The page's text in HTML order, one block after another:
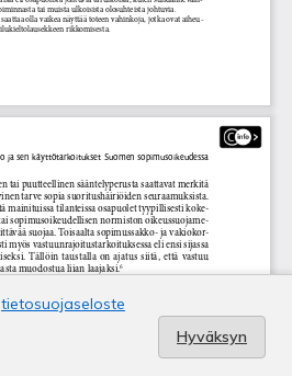
tietosuojaseloste
Hyväksyn